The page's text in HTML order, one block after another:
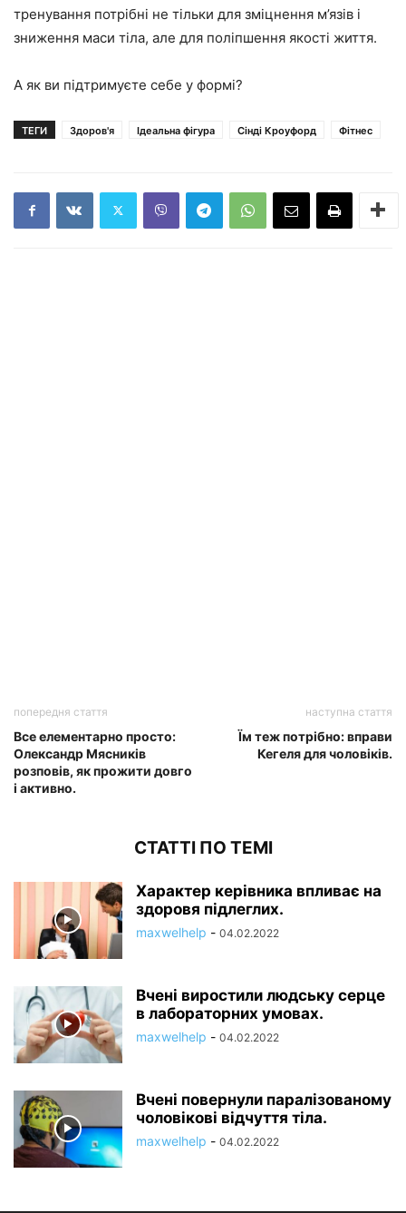
тренування потрібні не тільки для зміцнення м’язів і
зниження маси тіла, але для поліпшення якості життя.
А як ви підтримуєте себе у формі?
ТЕГИ Здоров'я Ідеальна фігура Сінді Кроуфорд Фітнес
попередня стаття
Все елементарно просто:
Олександр Мясників
розповів, як прожити довго
і активно.
наступна стаття
Їм теж потрібно: вправи
Кегеля для чоловіків.
СТАТТІ ПО ТЕМІ
Характер керівника впливає на
здоровя підлеглих.
maxwelhelp - 04.02.2022
Вчені виростили людську серце
в лабораторних умовах.
maxwelhelp - 04.02.2022
Вчені повернули паралізованому
чоловікові відчуття тіла.
maxwelhelp - 04.02.2022